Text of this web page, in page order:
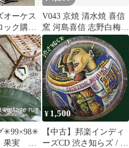
オーケス
ク購入◉
ツ
V043 京焼 清水焼 喜信
窯 河島喜信 志野白梅
夫婦茶碗 夫婦湯呑み 4
点セット 陶印「喜」
Kyoyaki Kiyomizuyaki
Yoshinobu Kiln Teacup
Rice Bowl
✳︎99×98✳︎
果実 ブ
¥ 1,500
【中古】邦楽インディ
ーズCD 渋さ知らズ / サ